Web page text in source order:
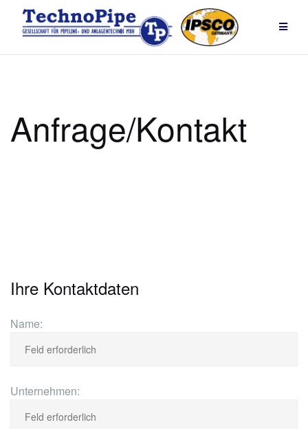
Inhalt
springen
Anfrage/Kontakt
Ihre Kontaktdaten
Name:
Unternehmen: